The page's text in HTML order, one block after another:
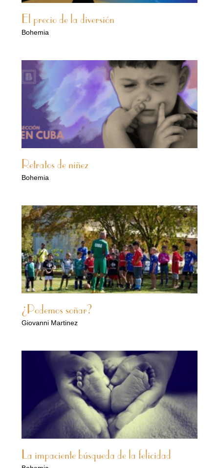
El precio de la diversión
Bohemia
Retratos de niñez
Bohemia
¿Podemos soñar?
Giovanni Martinez
La impaciente búsqueda de la felicidad